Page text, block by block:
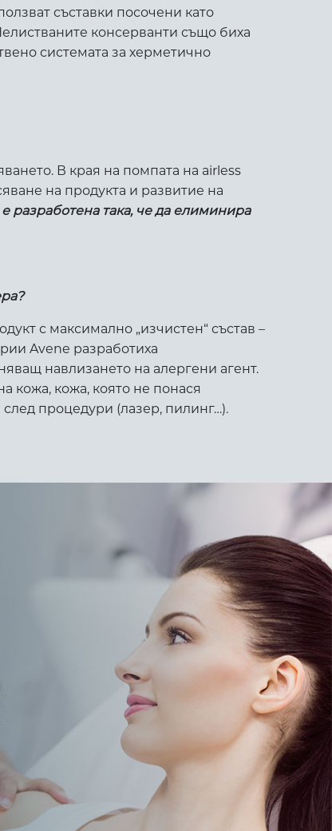
съставки посочени като
консерванти също биха
системата за херметично
В края на помпата на airless
на продукта и развитие на
разработена така, че да елиминира
с максимално „изчистен“ състав –
Avene разработиха
навлизането на алергени агент.
кожа, кожа, която не понася
процедури (лазер, пилинг…).